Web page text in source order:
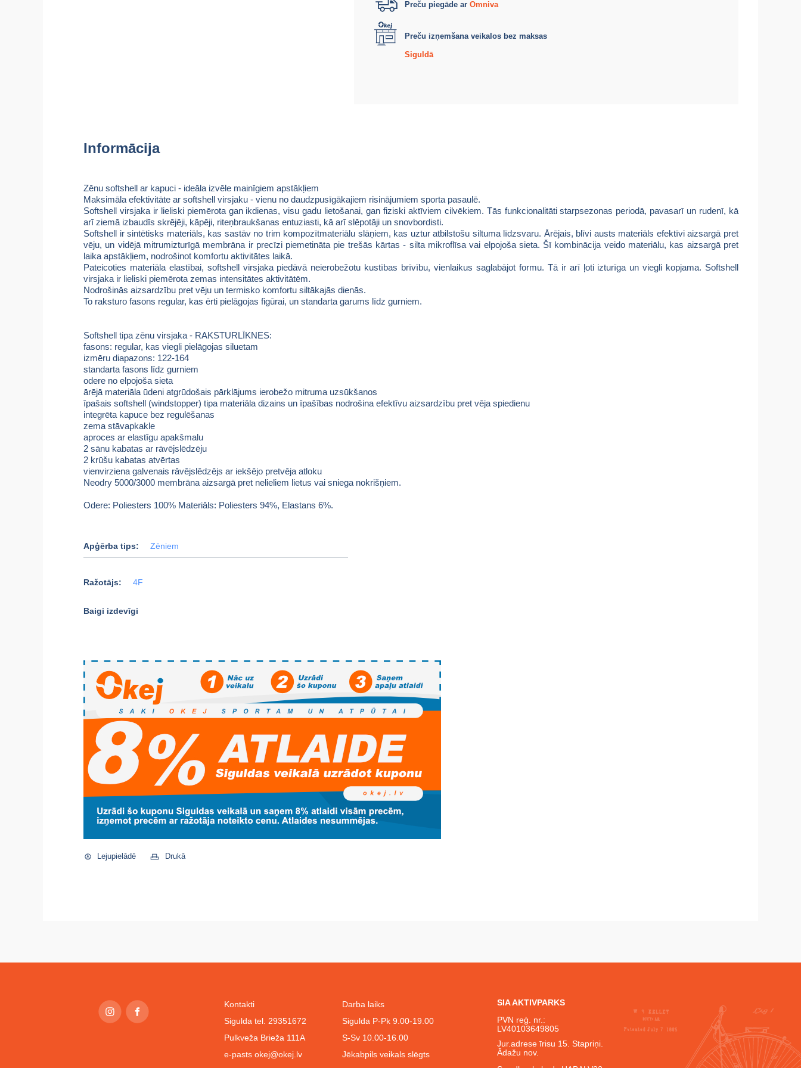
Preču piegāde ar Omniva
Preču izņemšana veikalos bez maksas
Siguldā
Informācija
Zēnu softshell ar kapuci - ideāla izvēle mainīgiem apstākļiem
Maksimāla efektivitāte ar softshell virsjaku - vienu no daudzpusīgākajiem risinājumiem sporta pasaulē.
Softshell virsjaka ir lieliski piemērota gan ikdienas, visu gadu lietošanai, gan fiziski aktīviem cilvēkiem. Tās funkcionalitāti starpsezonas periodā, pavasarī un rudenī, kā
arī ziemā izbaudīs skrējēji, kāpēji, riteņbraukšanas entuziasti, kā arī slēpotāji un snovbordisti.
Softshell ir sintētisks materiāls, kas sastāv no trim kompozītmateriālu slāņiem, kas uztur atbilstošu siltuma līdzsvaru. Ārējais, blīvi austs materiāls efektīvi aizsargā pret
vēju, un vidējā mitrumizturīgā membrāna ir precīzi piemetināta pie trešās kārtas - silta mikroflīsa vai elpojoša sieta. Šī kombinācija veido materiālu, kas aizsargā pret
laika apstākļiem, nodrošinot komfortu aktivitātes laikā.
Pateicoties materiāla elastībai, softshell virsjaka piedāvā neierobežotu kustības brīvību, vienlaikus saglabājot formu. Tā ir arī ļoti izturīga un viegli kopjama. Softshell
virsjaka ir lieliski piemērota zemas intensitātes aktivitātēm.
Nodrošinās aizsardzību pret vēju un termisko komfortu siltākajās dienās.
To raksturo fasons regular, kas ērti pielāgojas figūrai, un standarta garums līdz gurniem.
Softshell tipa zēnu virsjaka - RAKSTURLĪKNES:
fasons: regular, kas viegli pielāgojas siluetam
izmēru diapazons: 122-164
standarta fasons līdz gurniem
odere no elpojoša sieta
ārējā materiāla ūdeni atgrūdošais pārklājums ierobežo mitruma uzsūkšanos
īpašais softshell (windstopper) tipa materiāla dizains un īpašības nodrošina efektīvu aizsardzību pret vēja spiedienu
integrēta kapuce bez regulēšanas
zema stāvapkakle
aproces ar elastīgu apakšmalu
2 sānu kabatas ar rāvējslēdzēju
2 krūšu kabatas atvērtas
vienvirziena galvenais rāvējslēdzējs ar iekšējo pretvēja atloku
Neodry 5000/3000 membrāna aizsargā pret nelieliem lietus vai sniega nokrišņiem.
Odere: Poliesters 100% Materiāls: Poliesters 94%, Elastans 6%.
Apģērba tips: Zēniem
Ražotājs: 4F
Baigi izdevīgi
Lejupielādē Drukā
Kontakti
Sigulda tel. 29351672
Pulkveža Brieža 111A
e-pasts okej@okej.lv
Darba laiks
Sigulda P-Pk 9.00-19.00
S-Sv 10.00-16.00
Jēkabpils veikals slēgts
SIA AKTIVPARKS
PVN reģ. nr.:
LV40103649805
Jur.adrese īrisu 15. Stapriņi.
Ādažu nov.